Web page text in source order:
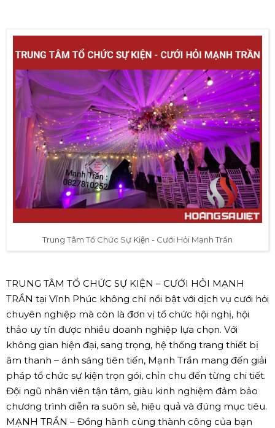
Trung Tâm Tổ Chức Sự Kiện - Cưới Hỏi Mạnh Trần
TRUNG TÂM TỔ CHỨC SỰ KIỆN – CƯỚI HỎI MẠNH
TRẦN tại Vĩnh Phúc không chỉ nổi bật với dịch vụ cưới hỏi
chuyên nghiệp mà còn là đơn vị tổ chức hội nghị, hội
thảo uy tín được nhiều doanh nghiệp lựa chọn. Với
không gian hiện đại, sang trọng, hệ thống trang thiết bị
âm thanh – ánh sáng tiên tiến, Mạnh Trần mang đến giải
pháp tổ chức sự kiện trọn gói, chỉn chu đến từng chi tiết.
Đội ngũ nhân viên tận tâm, giàu kinh nghiệm đảm bảo
chương trình diễn ra suôn sẻ, hiệu quả và đúng mục tiêu.
MẠNH TRẦN – Đồng hành cùng thành công của bạn